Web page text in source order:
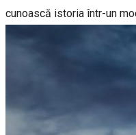
cunoască istoria într-un